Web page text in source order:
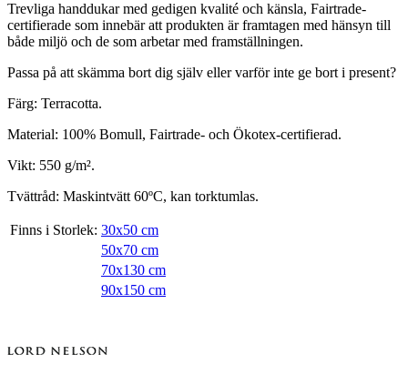
Trevliga handdukar med gedigen kvalité och känsla, Fairtrade-
certifierade som innebär att produkten är framtagen med hänsyn till
både miljö och de som arbetar med framställningen.
Passa på att skämma bort dig själv eller varför inte ge bort i present?
Färg: Terracotta.
Material: 100% Bomull, Fairtrade- och Ökotex-certifierad.
Vikt: 550 g/m².
Tvättråd: Maskintvätt 60ºC, kan torktumlas.
Finns i Storlek: 30x50 cm
50x70 cm
70x130 cm
90x150 cm